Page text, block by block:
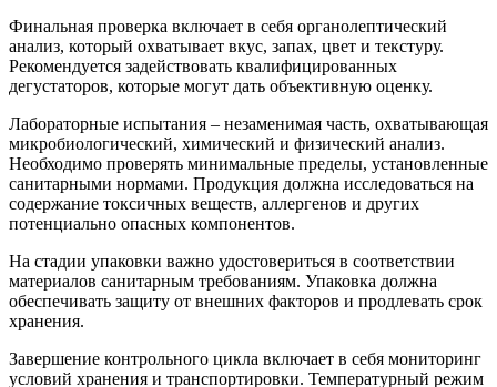
Финальная проверка включает в себя органолептический
анализ, который охватывает вкус, запах, цвет и текстуру.
Рекомендуется задействовать квалифицированных
дегустаторов, которые могут дать объективную оценку.
Лабораторные испытания – незаменимая часть, охватывающая
микробиологический, химический и физический анализ.
Необходимо проверять минимальные пределы, установленные
санитарными нормами. Продукция должна исследоваться на
содержание токсичных веществ, аллергенов и других
потенциально опасных компонентов.
На стадии упаковки важно удостовериться в соответствии
материалов санитарным требованиям. Упаковка должна
обеспечивать защиту от внешних факторов и продлевать срок
хранения.
Завершение контрольного цикла включает в себя мониторинг
условий хранения и транспортировки. Температурный режим